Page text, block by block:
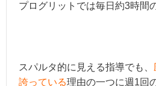
プログリットでは毎日約3時間
スパルタ的に見える指導でも、
誇っている理由の一つに週1回